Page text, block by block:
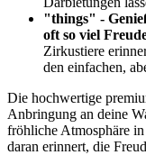
"things" -
oft so viel
Zirkustiere
den einfachen,
Die hochwertige
Anbringung an deine
fröhliche Atmosphäre
daran erinnert, die